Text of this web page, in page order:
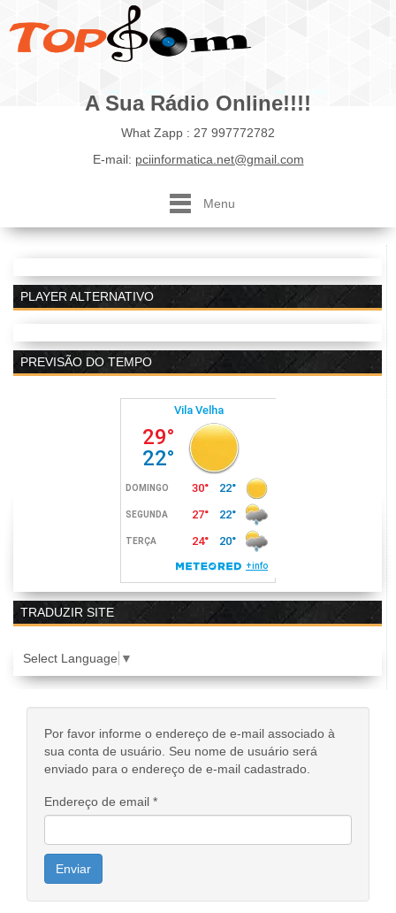
A Sua Rádio Online!!!!
What Zapp : 27 997772782
E-mail: pciinformatica.net@gmail.com
Menu
PLAYER ALTERNATIVO
PREVISÃO DO TEMPO
TRADUZIR SITE
Select Language ▼
Por favor informe o endereço de e-mail associado à
sua conta de usuário. Seu nome de usuário será
enviado para o endereço de e-mail cadastrado.
Endereço de email *
Enviar